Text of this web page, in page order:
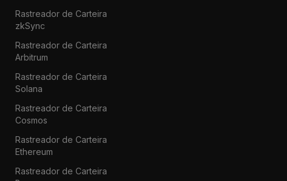
Rastreador de Carteira
zkSync
Rastreador de Carteira
Arbitrum
Rastreador de Carteira
Solana
Rastreador de Carteira
Cosmos
Rastreador de Carteira
Ethereum
Rastreador de Carteira